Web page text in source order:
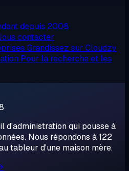
depuis 2008
contacter
Grandissez sur Cloudzy
Pour la recherche et les
d'administration qui pousse à
Nous répondons à 122
tableur d'une maison mère.